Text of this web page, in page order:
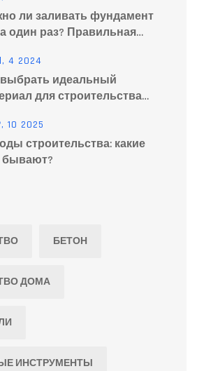
ли заливать фундамент
один раз? Правильная
4 2024
выбрать идеальный
для строительства
10 2025
строительства: какие
бывают?
БЕТОН
ДОМА
ИНСТРУМЕНТЫ